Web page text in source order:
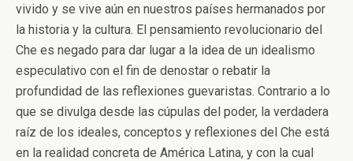
vivido y se vive aún en nuestros países hermanados por
la historia y la cultura. El pensamiento revolucionario del
Che es negado para dar lugar a la idea de un idealismo
especulativo con el fin de denostar o rebatir la
profundidad de las reflexiones guevaristas. Contrario a lo
que se divulga desde las cúpulas del poder, la verdadera
raíz de los ideales, conceptos y reflexiones del Che está
en la realidad concreta de América Latina, y con la cual